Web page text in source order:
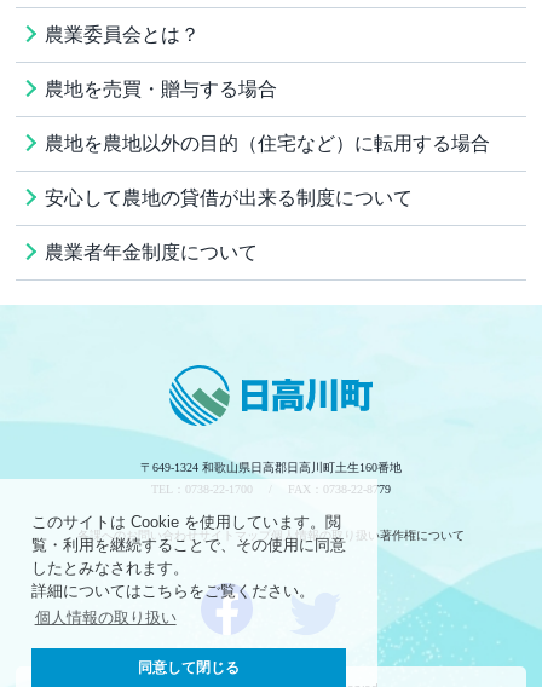
このサイトは Cookie を使用しています。閲
覧・利用を継続することで、その使用に同意
したとみなされます。
詳細についてはこちらをご覧ください。
個人情報の取り扱い
同意して閉じる
農業委員会とは？
農地を売買・贈与する場合
農地を農地以外の目的（住宅など）に転用する場合
安心して農地の貸借が出来る制度について
農業者年金制度について
〒649-1324 和歌山県日高郡日高川町土生160番地
TEL：0738-22-1700 / FAX：0738-22-8779
各課へのお問い合わせ サイトマップ個人情報の取り扱い著作権について